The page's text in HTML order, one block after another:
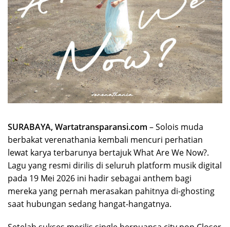
SURABAYA, Wartatransparansi.com – Solois muda
berbakatverenathania kembali mencuri perhatian
lewat karya terbarunya bertajukWhat Are We Now?.
Lagu yang resmi dirilis di seluruh platform musik digital
pada 19 Mei 2026 ini hadir sebagai anthem bagi
mereka yang pernah merasakan pahitnya di-ghosting
saat hubungan sedang hangat-hangatnya.